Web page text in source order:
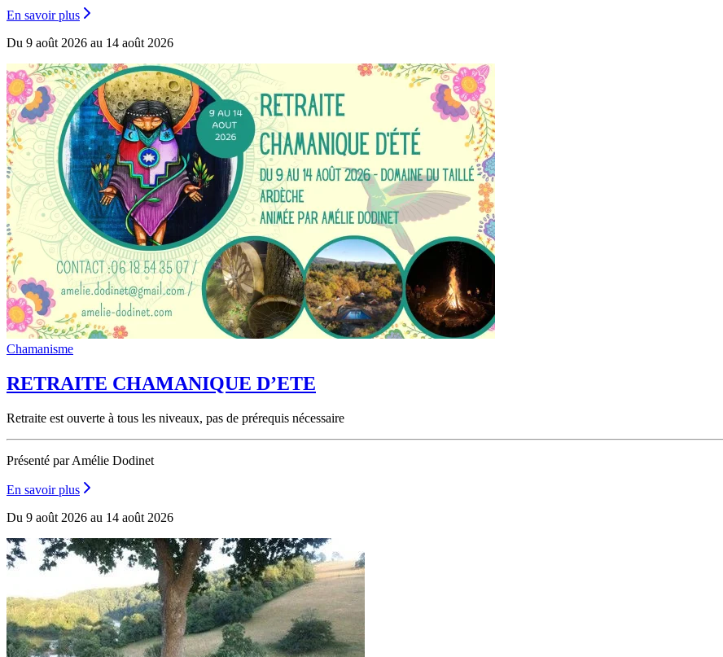
En savoir plus
Du 9 août 2026 au 14 août 2026
Chamanisme
RETRAITE CHAMANIQUE D’ETE
Retraite est ouverte à tous les niveaux, pas de prérequis nécessaire
Présenté par Amélie Dodinet
En savoir plus
Du 9 août 2026 au 14 août 2026